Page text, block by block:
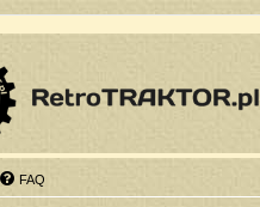
FAQ